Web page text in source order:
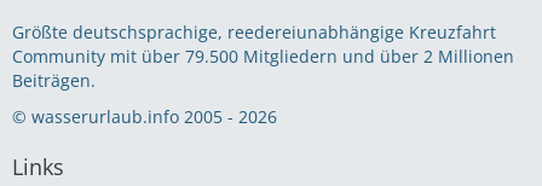
Größte deutschsprachige, reedereiunabhängige Kreuzfahrt
Community mit über 79.500 Mitgliedern und über 2 Millionen
Beiträgen.
© wasserurlaub.info 2005 - 2026
Links